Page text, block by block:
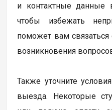
и контактные данные
чтобы избежать
поможет вам связаться
возникновения
Также уточните
выезда. Некоторые